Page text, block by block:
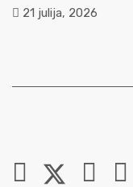
21 julija, 2026